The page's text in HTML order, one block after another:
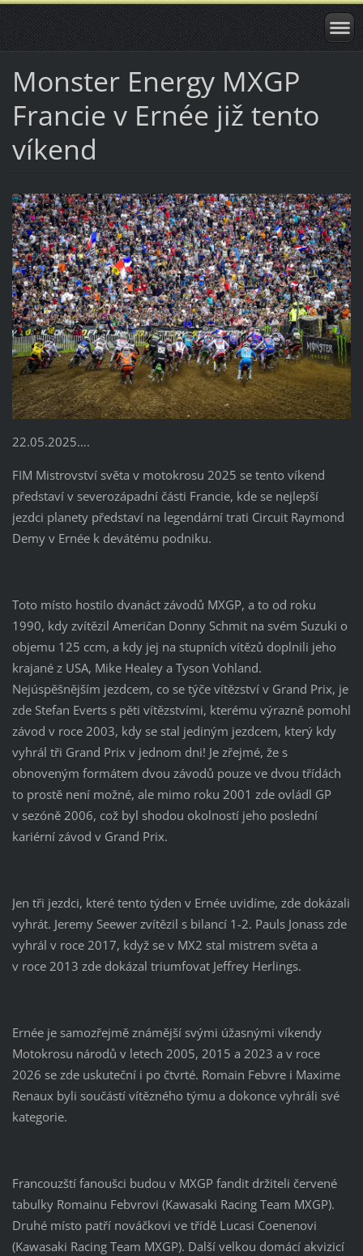
Monster Energy MXGP
Francie v Ernée již tento
víkend
22.05.2025….
FIM Mistrovství světa v motokrosu 2025 se tento víkend
představí v severozápadní části Francie, kde se nejlepší
jezdci planety představí na legendární trati Circuit Raymond
Demy v Ernée k devátému podniku.
Toto místo hostilo dvanáct závodů MXGP, a to od roku
1990, kdy zvítězil Američan Donny Schmit na svém Suzuki o
objemu 125 ccm, a kdy jej na stupních vítězů doplnili jeho
krajané z USA, Mike Healey a Tyson Vohland.
Nejúspěšnějším jezdcem, co se týče vítězství v Grand Prix, je
zde Stefan Everts s pěti vítězstvími, kterému výrazně pomohl
závod v roce 2003, kdy se stal jediným jezdcem, který kdy
vyhrál tři Grand Prix v jednom dni! Je zřejmé, že s
obnoveným formátem dvou závodů pouze ve dvou třídách
to prostě není možné, ale mimo roku 2001 zde ovládl GP
v sezóně 2006, což byl shodou okolností jeho poslední
kariérní závod v Grand Prix.
Jen tři jezdci, které tento týden v Ernée uvidíme, zde dokázali
vyhrát. Jeremy Seewer zvítězil s bilancí 1-2. Pauls Jonass zde
vyhrál v roce 2017, když se v MX2 stal mistrem světa a
v roce 2013 zde dokázal triumfovat Jeffrey Herlings.
Ernée je samozřejmě známější svými úžasnými víkendy
Motokrosu národů v letech 2005, 2015 a 2023 a v roce
2026 se zde uskuteční i po čtvrté. Romain Febvre i Maxime
Renaux byli součástí vítězného týmu a dokonce vyhráli své
kategorie.
Francouzští fanoušci budou v MXGP fandit držiteli červené
tabulky Romainu Febvrovi (Kawasaki Racing Team MXGP).
Druhé místo patří nováčkovi ve třídě Lucasi Coenenovi
(Kawasaki Racing Team MXGP). Další velkou domácí akvizicí